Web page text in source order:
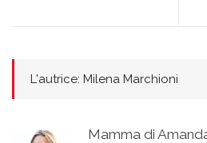
L'autrice: Milena Marchioni
Mamma di